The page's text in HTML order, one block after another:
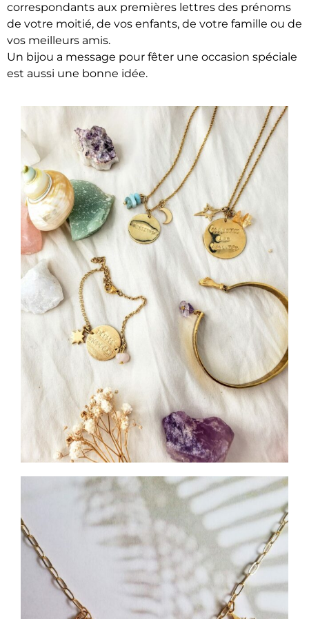
correspondants aux premières lettres des prénoms
de votre moitié, de vos enfants, de votre famille ou de
vos meilleurs amis.
Un bijou a message pour fêter une occasion spéciale
est aussi une bonne idée.